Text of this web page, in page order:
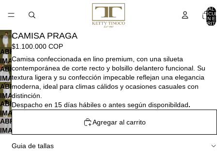
TOTAL
EN
ABRIR
IMAGEN
A
PANTALLA
COMPLETA
ABRIR
IMAGEN
A
PANTALLA
COMPLETA
ABRIR
IMAGEN
A
PANTALLA
COMPLETA
ABRIR
IMAGEN
A
PANTALLA
ABRIR
IMAGEN
PANTALLA
CAMISA PRAGA
$1.100.000 COP
Camisa confeccionada en lino premium, con una silueta
contemporánea de corte recto y bolsillo delantero funcional. Su
textura ligera y su confección impecable reflejan una elegancia
moderna, ideal para climas cálidos y ocasiones casuales con
distinción.
Despacho en 15 días hábiles o antes según disponibildad.
Agregar al carrito
Guia de tallas